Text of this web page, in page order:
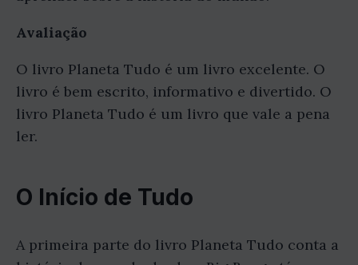
Avaliação
O livro Planeta Tudo é um livro excelente. O
livro é bem escrito, informativo e divertido. O
livro Planeta Tudo é um livro que vale a pena
ler.
O Início de Tudo
A primeira parte do livro Planeta Tudo conta a